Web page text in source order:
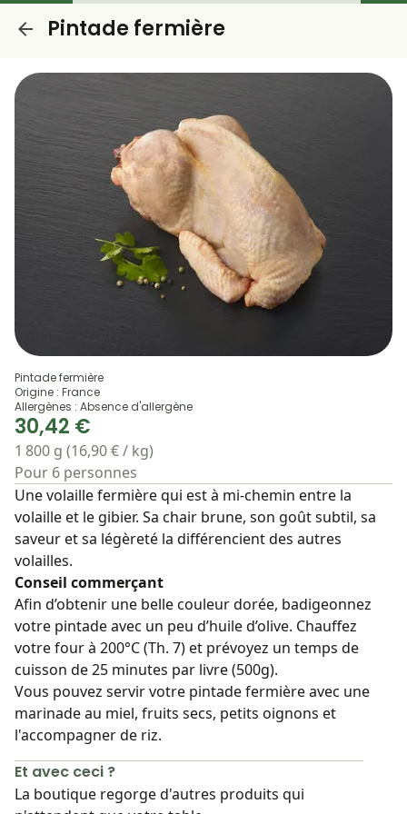
Pintade fermière
Pintade fermière
Origine : France
Allergènes : Absence d'allergène
30,42 €
1 800 g (16,90 € / kg)
Pour 6 personnes
Une volaille fermière qui est à mi-chemin entre la
volaille et le gibier. Sa chair brune, son goût subtil, sa
saveur et sa légèreté la différencient des autres
volailles.
Conseil commerçant
Afin d’obtenir une belle couleur dorée, badigeonnez
votre pintade avec un peu d’huile d’olive. Chauffez
votre four à 200°C (Th. 7) et prévoyez un temps de
cuisson de 25 minutes par livre (500g).
Vous pouvez servir votre pintade fermière avec une
marinade au miel, fruits secs, petits oignons et
l'accompagner de riz.
Et avec ceci ?
La boutique regorge d'autres produits qui